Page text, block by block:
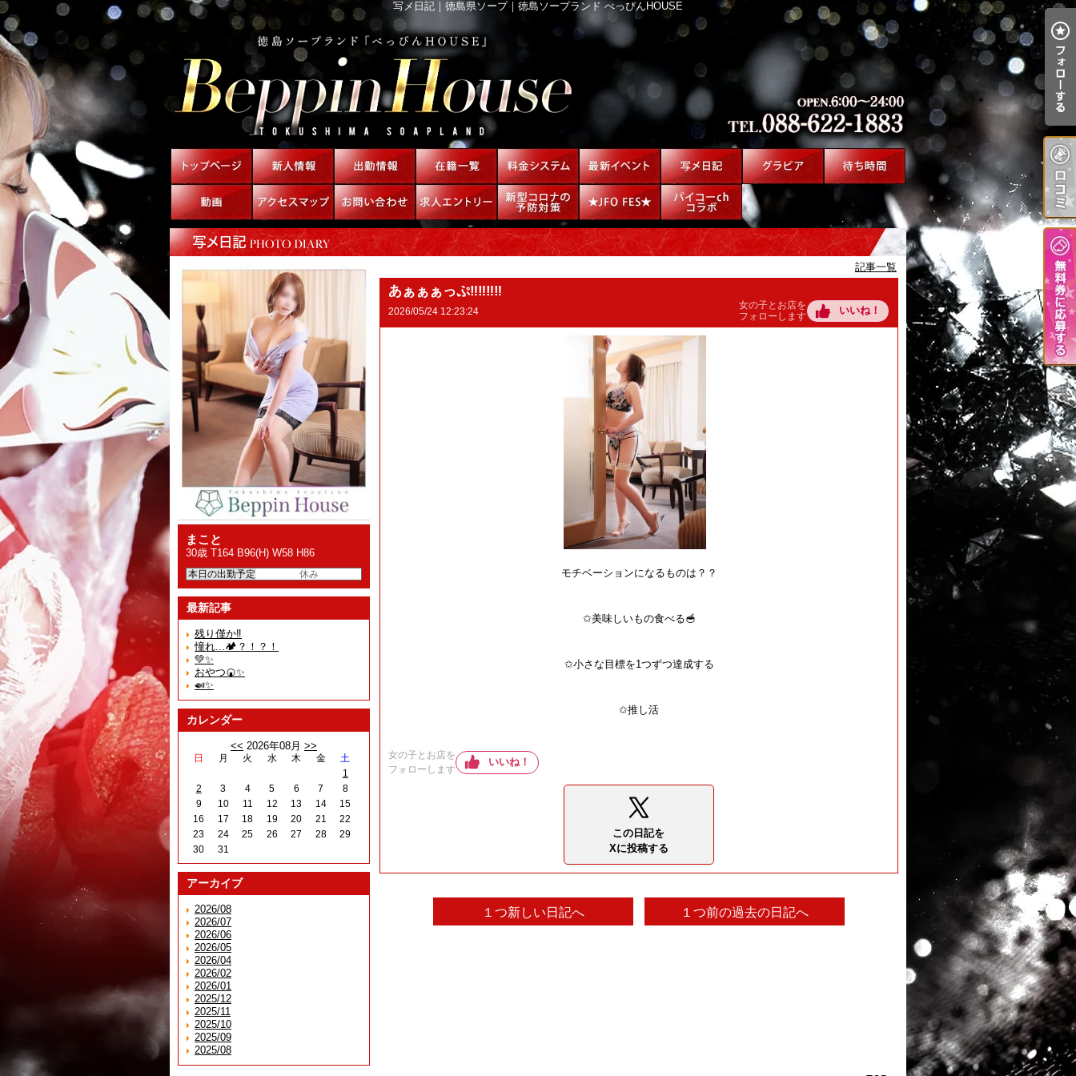
写メ日記｜徳島県ソープ｜徳島ソープランド べっぴんHOUSE
まこと
30歳 T164 B96(H) W58 H86
本日の出勤予定 休み
最新記事
残り僅か‼️
憧れ...🏕️？！？！
💚✨
おやつ🍘✨
🍛✨
カレンダー
<< 2026年08月 >>
日 月 火 水 木 金
土
1
2
3 4 5 6 7
8
9
10 11 12 13 14
15
16
17 18 19 20 21
22
23
24 25 26 27 28
29
30
31
アーカイブ
2026/08
2026/07
2026/06
2026/05
2026/04
2026/02
2026/01
2025/12
2025/11
2025/10
2025/09
2025/08
記事一覧
あぁぁぁっぷ‼︎‼︎‼︎‼︎
2026/05/24 12:23:24
女の子とお店を
フォローします
いいね！
モチベーションになるものは？？
✩美味しいもの食べる🥣
✩小さな目標を1つずつ達成する
✩推し活
女の子とお店を
フォローします
いいね！
この日記を
Xに投稿する
１つ新しい日記へ １つ前の過去の日記へ